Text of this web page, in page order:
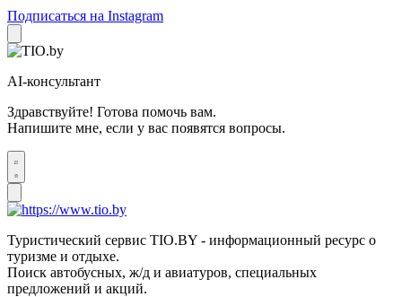
Подписаться на Instagram
AI-консультант
Здравствуйте! Готова помочь вам.
Напишите мне, если у вас появятся вопросы.
Туристический сервис TIO.BY - информационный ресурс о
туризме и отдыхе.
Поиск автобусных, ж/д и авиатуров, специальных
предложений и акций.